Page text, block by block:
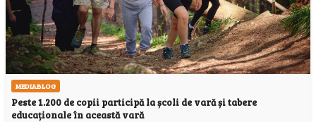
MEDIABLOG
Peste 1.200 de copii participă la școli de vară și tabere
educaționale în această vară